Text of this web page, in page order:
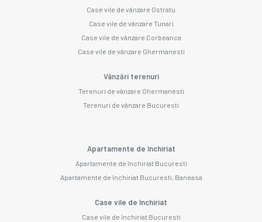
Case vile de vânzare Ostratu
Case vile de vânzare Tunari
Case vile de vânzare Corbeanca
Case vile de vânzare Ghermanesti
Vânzări terenuri
Terenuri de vânzare Ghermanesti
Terenuri de vânzare Bucuresti
Apartamente de închiriat
Apartamente de închiriat Bucuresti
Apartamente de închiriat Bucuresti, Baneasa
Case vile de închiriat
Case vile de închiriat Bucuresti